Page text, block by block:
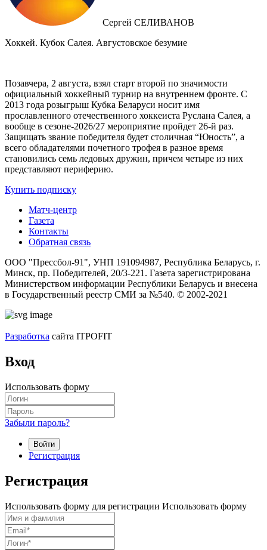
Сергей СЕЛИВАНОВ
Хоккей. Кубок Салея. Августовское безумие
Позавчера, 2 августа, взял старт второй по значимости
официальный хоккейный турнир на внутреннем фронте. C
2013 года розыгрыш Кубка Беларуси носит имя
прославленного отечественного хоккеиста Руслана Салея, а
вообще в сезоне-2026/27 мероприятие пройдет 26-й раз.
Защищать звание победителя будет столичная “Юность”, а
всего обладателями почетного трофея в разное время
становились семь ледовых дружин, причем четыре из них
представляют периферию.
Купить подписку
Матч-центр
Газета
Контакты
Обратная связь
ООО "Прессбол-91", УНП 191094987, Республика Беларусь, г.
Минск, пр. Победителей, 20/3-221. Газета зарегистрирована
Министерством информации Республики Беларусь и внесена
в Государственный реестр СМИ за №540. © 2002-2021
Разработка сайта ITPOFIT
Вход
Использовать форму
Забыли пароль?
Войти
Регистрация
Регистрация
Использовать форму для регистрации Использовать форму